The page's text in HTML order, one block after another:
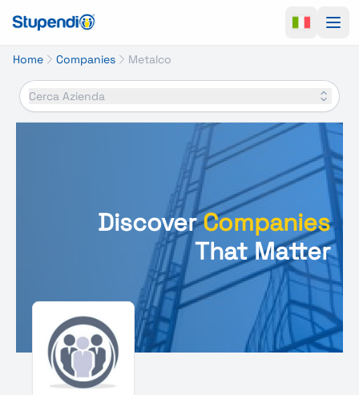
Home Companies Metalco
Cerca Azienda
DiscoverCompanies
That Matter